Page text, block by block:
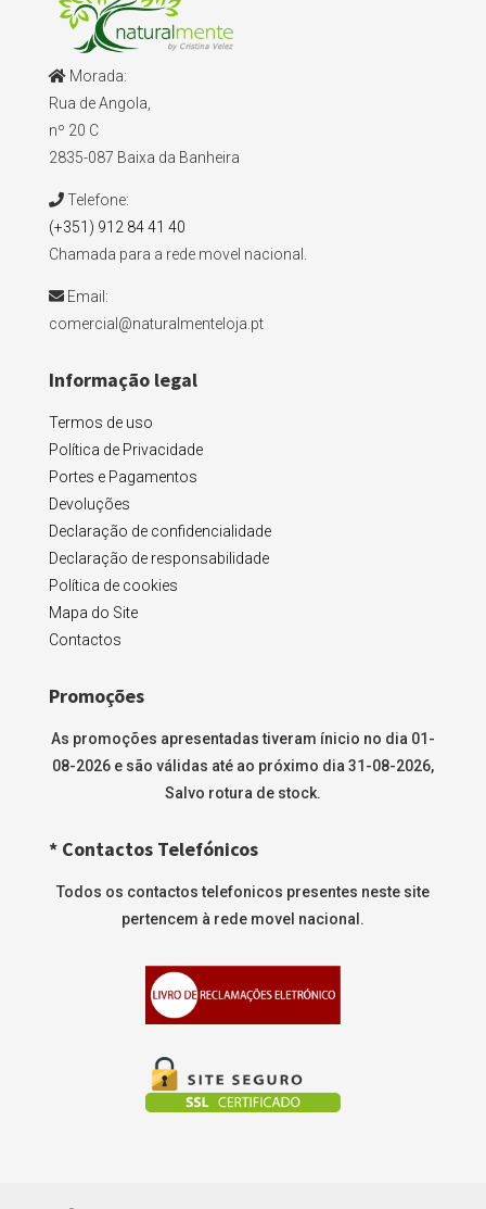
Morada:
Rua de Angola,
nº 20 C
2835-087 Baixa da Banheira
Telefone:
(+351) 912 84 41 40
Chamada para a rede movel nacional.
Email:
comercial@naturalmenteloja.pt
Informação legal
Termos de uso
Política de Privacidade
Portes e Pagamentos
Devoluções
Declaração de confidencialidade
Declaração de responsabilidade
Política de cookies
Mapa do Site
Contactos
Promoções
As promoções apresentadas tiveram ínicio no dia 01-
08-2026 e são válidas até ao próximo dia 31-08-2026,
Salvo rotura de stock.
* Contactos Telefónicos
Todos os contactos telefonicos presentes neste site
pertencem à rede movel nacional.